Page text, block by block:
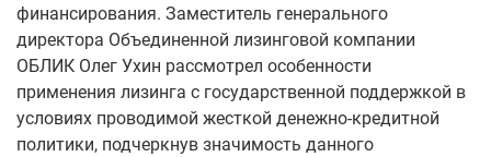
финансирования. Заместитель генерального
директора Объединенной лизинговой компании
ОБЛИК Олег Ухин рассмотрел особенности
применения лизинга с государственной поддержкой в
условиях проводимой жесткой денежно-кредитной
политики, подчеркнув значимость данного